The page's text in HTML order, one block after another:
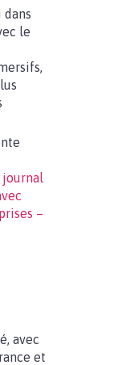
le
journal
–
avec
et